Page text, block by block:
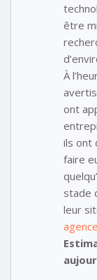
être
À
ont
ils ont
faire
stade
leur